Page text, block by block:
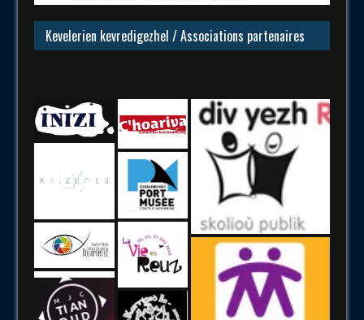
Kevelerien kevredigezhel / Associations partenaires